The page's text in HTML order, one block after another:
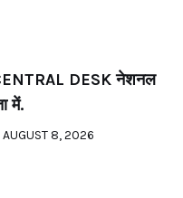
DESK नेशनल
में.
AUGUST 8, 2026